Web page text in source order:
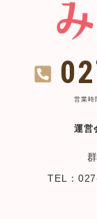
営業時
運営
TEL：